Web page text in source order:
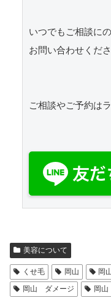
いつでもご相談に
お問い合わせくださ
ご相談やご予約は
美容について
くせ毛 岡山 岡
岡山 ダメージ
岡